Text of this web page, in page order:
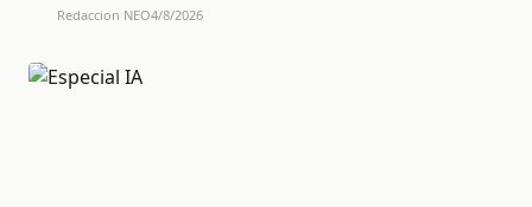
Redaccion NEO4/8/2026